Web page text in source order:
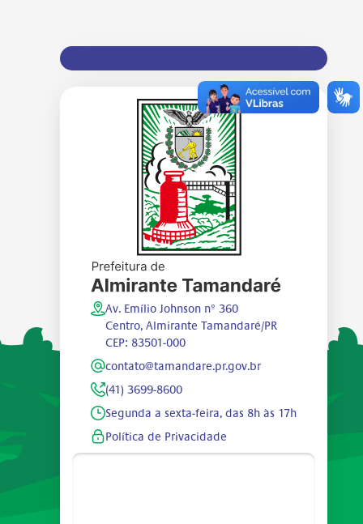
Av. Emílio Johnson nº 360
Centro, Almirante Tamandaré/PR
CEP: 83501-000
contato@tamandare.pr.gov.br
(41) 3699-8600
Segunda a sexta-feira, das 8h às 17h
Política de Privacidade